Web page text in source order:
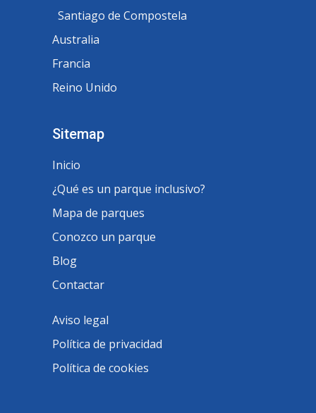
Santiago de Compostela
Australia
Francia
Reino Unido
Sitemap
Inicio
¿Qué es un parque inclusivo?
Mapa de parques
Conozco un parque
Blog
Contactar
Aviso legal
Política de privacidad
Política de cookies